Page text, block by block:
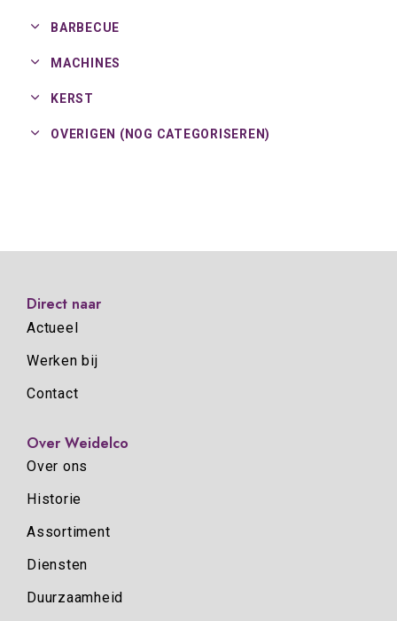
BARBECUE
MACHINES
KERST
OVERIGEN (NOG CATEGORISEREN)
Direct naar
Actueel
Werken bij
Contact
Over Weidelco
Over ons
Historie
Assortiment
Diensten
Duurzaamheid